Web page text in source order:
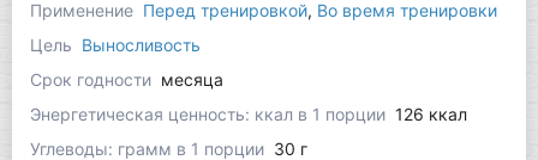
Применение Перед тренировкой, Во время тренировки
Цель Выносливость
Срок годности месяца
Энергетическая ценность: ккал в 1 порции 126 ккал
Углеводы: грамм в 1 порции 30 г